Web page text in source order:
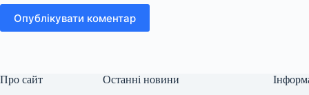
Опублікувати коментар
Про сайт Останні новини